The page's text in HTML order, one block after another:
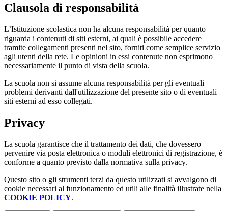
Clausola di responsabilità
L’Istituzione scolastica non ha alcuna responsabilità per quanto
riguarda i contenuti di siti esterni, ai quali è possibile accedere
tramite collegamenti presenti nel sito, forniti come semplice servizio
agli utenti della rete. Le opinioni in essi contenute non esprimono
necessariamente il punto di vista della scuola.
La scuola non si assume alcuna responsabilità per gli eventuali
problemi derivanti dall'utilizzazione del presente sito o di eventuali
siti esterni ad esso collegati.
Privacy
La scuola garantisce che il trattamento dei dati, che dovessero
pervenire via posta elettronica o moduli elettronici di registrazione, è
conforme a quanto previsto dalla normativa sulla privacy.
Questo sito o gli strumenti terzi da questo utilizzati si avvalgono di
cookie necessari al funzionamento ed utili alle finalità illustrate nella
COOKIE POLICY.